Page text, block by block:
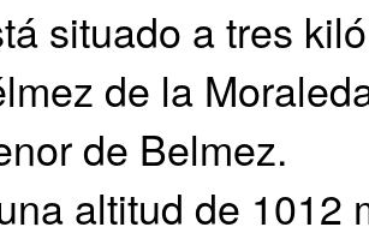
situado a tres
de la
de Belmez.
altitud de 1012